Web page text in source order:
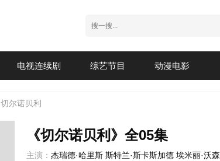
电视连续剧 综艺节目 动漫电影
切尔诺贝利
《切尔诺贝利》全05集
主演： 杰瑞德·哈里斯 斯特兰·斯卡斯加德 埃米丽·沃森